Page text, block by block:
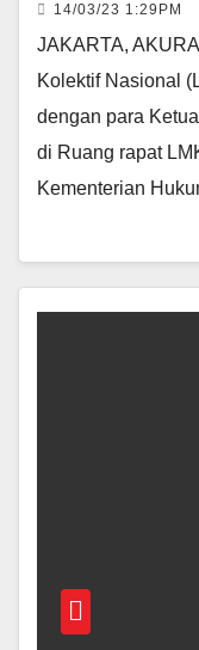
14/03/23 1:29PM
JAKARTA,
Kolektif Nasional
dengan para
di Ruang rapat
Kementerian